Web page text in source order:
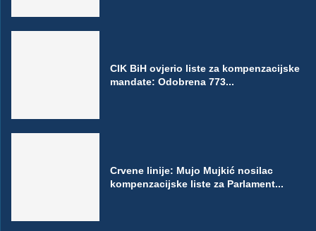
CIK BiH ovjerio liste za kompenzacijske
mandate: Odobrena 773...
Crvene linije: Mujo Mujkić nosilac
kompenzacijske liste za Parlament...